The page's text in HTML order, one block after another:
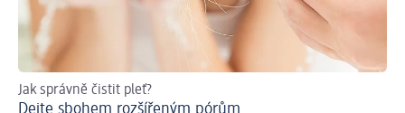
Jak správně čistit pleť?